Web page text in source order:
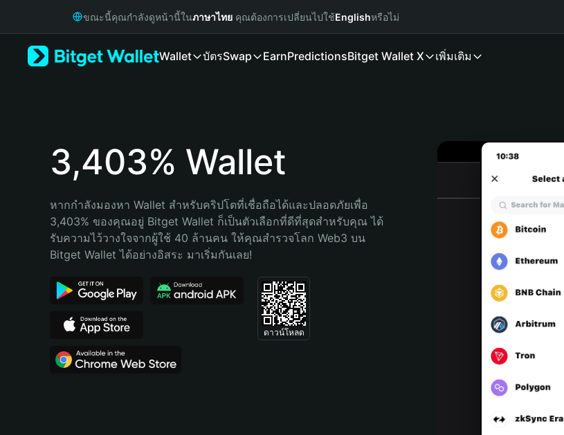
Русский
Bahasa Indonesia
Português (Brasil)
ขณะนี้คุณกำลังดูหน้านี้ในภาษาไทย คุณต้องการเปลี่ยนไปใช้Englishหรือไม่
Wallet บัตรSwap EarnPredictionsBitget Wallet X เพิ่มเติม
3,403% Wallet
หากกำลังมองหา Wallet สำหรับคริปโตที่เชื่อถือได้และปลอดภัยเพื่อ
3,403% ของคุณอยู่ Bitget Wallet ก็เป็นตัวเลือกที่ดีที่สุดสำหรับคุณ ได้
รับความไว้วางใจจากผู้ใช้ 40 ล้านคน ให้คุณสำรวจโลก Web3 บน
Bitget Wallet ได้อย่างอิสระ มาเริ่มกันเลย!
ดาวน์โหลด